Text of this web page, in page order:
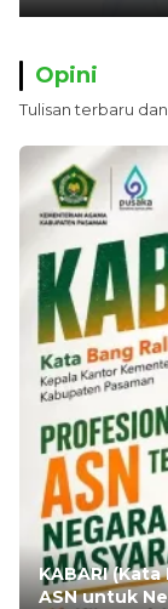
Opini
Tulisan terbaru
KABARI (Kata
ASN untuk